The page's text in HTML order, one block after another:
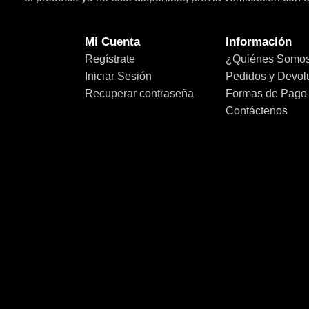
Mi Cuenta
Regístrate
Iniciar Sesión
Recuperar contraseña
Información
¿Quiénes
Pedidos y
Formas de Pago
Contáctenos